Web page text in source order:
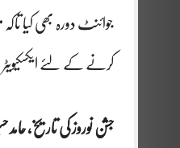
جوائنٹ دورہ بھی کیا
کرنے کے لئے ایکسکیویٹر
جشن نوروز کی تاریخ,